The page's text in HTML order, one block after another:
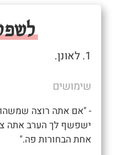
1. לאונן.
שימושים
- "אם אתה רוצה
ישפשף לך הערב אתה
אחת הבחורות פה."